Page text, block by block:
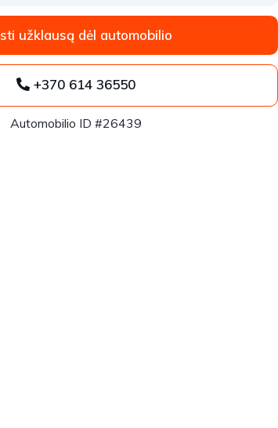
užklausą dėl automobilio
+370 614 36550
Automobilio ID #26439